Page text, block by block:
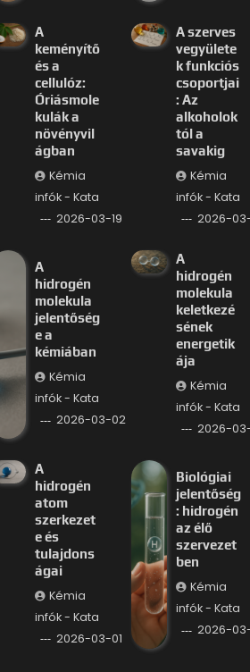
A
keményítő
és a
cellulóz:
Óriásmole
kulák a
növényvil
ágban
Kémia
infók - Kata
2026-03-19
A szerves
vegyülete
k funkciós
csoportjai
: Az
alkoholok
tól a
savakig
Kémia
infók - Kata
2026-
A
hidrogén
molekula
jelentőség
e a
kémiában
Kémia
infók - Kata
2026-03-02
A
hidrogén
molekula
keletkezé
sének
energetik
ája
Kémia
infók - Kata
2026-
A
hidrogén
atom
szerkezet
e és
tulajdons
ágai
Kémia
infók - Kata
2026-03-01
Biológiai
jelentőség
: hidrogén
az élő
szervezet
ben
Kémia
infók - Kata
2026-